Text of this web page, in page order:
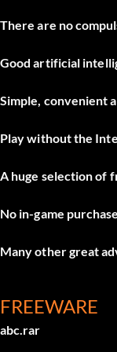
There are no
Good artificial
Simple, convenient
Play without the
A huge selection of
No in-game
Many other great
FREEWARE
abc.rar